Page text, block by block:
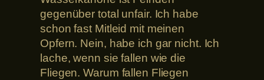
gegenüber total unfair. Ich habe
schon fast Mitleid mit meinen
Opfern. Nein, habe ich gar nicht. Ich
lache, wenn sie fallen wie die
Fliegen. Warum fallen Fliegen